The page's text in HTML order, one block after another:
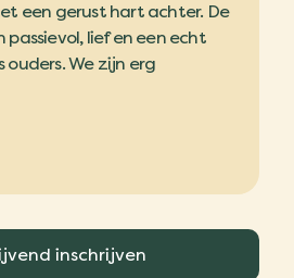
een gerust hart achter. De
passievol, lief en een echt
We zijn erg
inschrijven